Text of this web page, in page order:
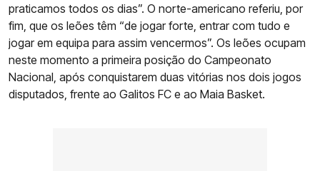
praticamos todos os dias”. O norte-americano referiu, por
fim, que os leões têm “de jogar forte, entrar com tudo e
jogar em equipa para assim vencermos”. Os leões ocupam
neste momento a primeira posição do Campeonato
Nacional, após conquistarem duas vitórias nos dois jogos
disputados, frente ao Galitos FC e ao Maia Basket.